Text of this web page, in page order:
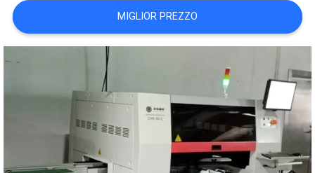
MAPPA
DEL
SITO
POLITICA
PRIVACY
MIGLIOR PREZZO